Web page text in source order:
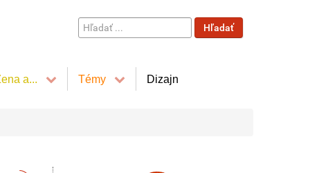
Hľadať
...
Hľadať
a... Témy Dizajn